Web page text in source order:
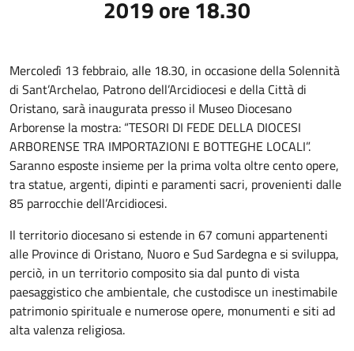
2019 ore 18.30
Mercoledì 13 febbraio, alle 18.30, in occasione della Solennità
di Sant’Archelao, Patrono dell’Arcidiocesi e della Città di
Oristano, sarà inaugurata presso il Museo Diocesano
Arborense la mostra: “TESORI DI FEDE DELLA DIOCESI
ARBORENSE TRA IMPORTAZIONI E BOTTEGHE LOCALI”.
Saranno esposte insieme per la prima volta oltre cento opere,
tra statue, argenti, dipinti e paramenti sacri, provenienti dalle
85 parrocchie dell’Arcidiocesi.
Il territorio diocesano si estende in 67 comuni appartenenti
alle Province di Oristano, Nuoro e Sud Sardegna e si sviluppa,
perciò, in un territorio composito sia dal punto di vista
paesaggistico che ambientale, che custodisce un inestimabile
patrimonio spirituale e numerose opere, monumenti e siti ad
alta valenza religiosa.